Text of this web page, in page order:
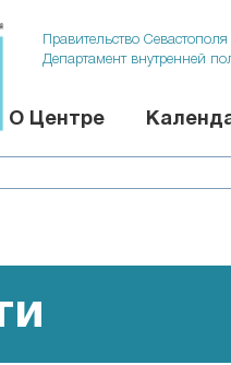
О Центре
Правительство Севастополя
Департамент внутренней